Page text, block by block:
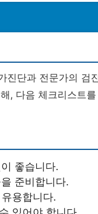
진단과 전문가의 검
, 다음 체크리스트
좋습니다.
준비합니다.
용합니다.